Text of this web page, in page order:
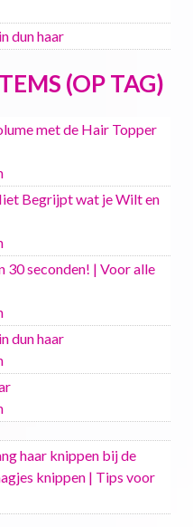
dun haar
(OP TAG)
met de Hair Topper
Begrijpt wat je Wilt en
30 seconden! | Voor alle
dun haar
haar knippen bij de
knippen | Tips voor